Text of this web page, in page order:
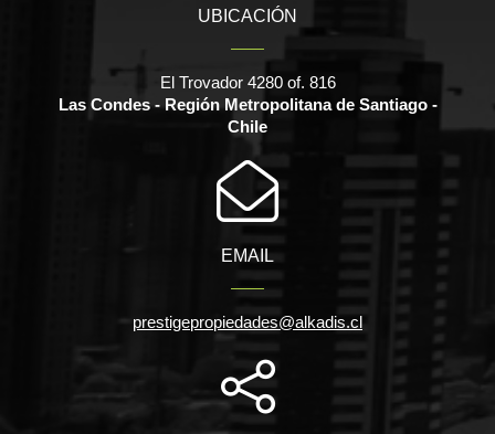
UBICACIÓN
El Trovador 4280 of. 816
Las Condes - Región Metropolitana de Santiago -
Chile
EMAIL
prestigepropiedades@alkadis.cl